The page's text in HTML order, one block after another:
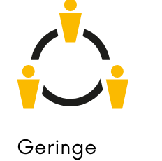
Geringe